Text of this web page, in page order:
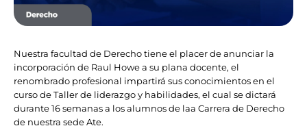
Nuestra facultad de Derecho tiene el placer de anunciar la
incorporación de Raul Howe a su plana docente, el
renombrado profesional impartirá sus conocimientos en el
curso de Taller de liderazgo y habilidades, el cual se dictará
durante 16 semanas a los alumnos de laa Carrera de Derecho
de nuestra sede Ate.